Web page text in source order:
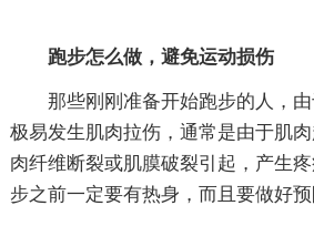
跑步怎么做，避免运动损伤
那些刚刚准备开始跑步的人，
极易发生肌肉拉伤，通常是由于肌
肉纤维断裂或肌膜破裂引起，产生
步之前一定要有热身，而且要做好预